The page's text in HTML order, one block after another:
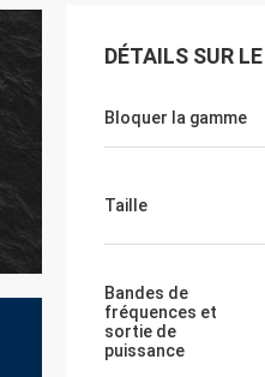
et le
DÉTAILS SUR
Bloquer la gamme
Taille
Bandes de
fréquences et
sortie de
puissance